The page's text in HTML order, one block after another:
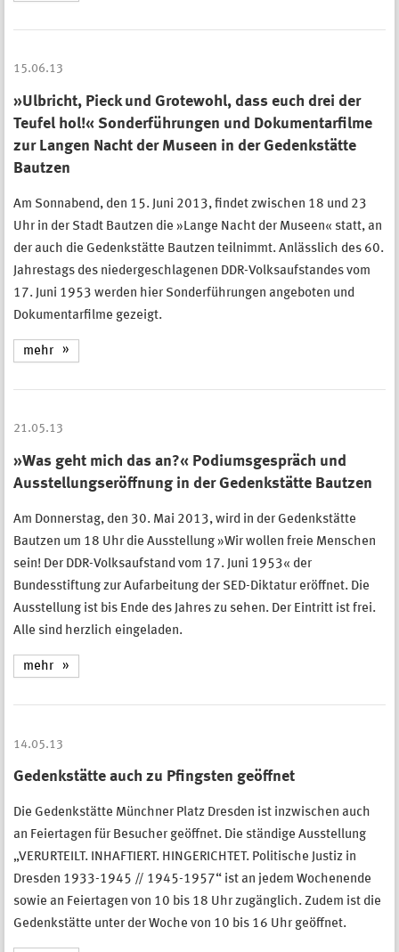
15.06.13
»Ulbricht, Pieck und Grotewohl, dass euch drei der
Teufel hol!« Sonderführungen und Dokumentarfilme
zur Langen Nacht der Museen in der Gedenkstätte
Bautzen
Am Sonnabend, den 15. Juni 2013, findet zwischen 18 und 23
Uhr in der Stadt Bautzen die »Lange Nacht der Museen« statt, an
der auch die Gedenkstätte Bautzen teilnimmt. Anlässlich des 60.
Jahrestags des niedergeschlagenen DDR-Volksaufstandes vom
17. Juni 1953 werden hier Sonderführungen angeboten und
Dokumentarfilme gezeigt.
mehr
21.05.13
»Was geht mich das an?« Podiumsgespräch und
Ausstellungseröffnung in der Gedenkstätte Bautzen
Am Donnerstag, den 30. Mai 2013, wird in der Gedenkstätte
Bautzen um 18 Uhr die Ausstellung »Wir wollen freie Menschen
sein! Der DDR-Volksaufstand vom 17. Juni 1953« der
Bundesstiftung zur Aufarbeitung der SED-Diktatur eröffnet. Die
Ausstellung ist bis Ende des Jahres zu sehen. Der Eintritt ist frei.
Alle sind herzlich eingeladen.
mehr
14.05.13
Gedenkstätte auch zu Pfingsten geöffnet
Die Gedenkstätte Münchner Platz Dresden ist inzwischen auch
an Feiertagen für Besucher geöffnet. Die ständige Ausstellung
„VERURTEILT. INHAFTIERT. HINGERICHTET. Politische Justiz in
Dresden 1933-1945 // 1945-1957“ ist an jedem Wochenende
sowie an Feiertagen von 10 bis 18 Uhr zugänglich. Zudem ist die
Gedenkstätte unter der Woche von 10 bis 16 Uhr geöffnet.